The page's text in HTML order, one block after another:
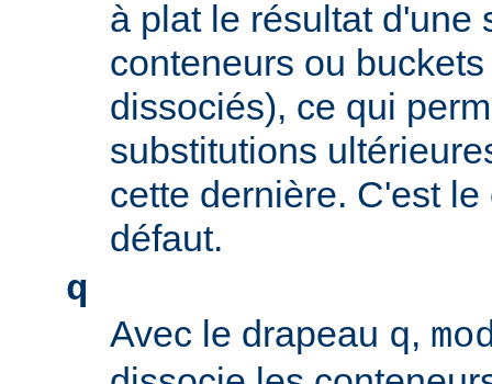
à plat le résultat d'une
conteneurs ou
dissociés), ce qui
substitutions
cette dernière. C'est
défaut.
q
Avec le drapeau q,